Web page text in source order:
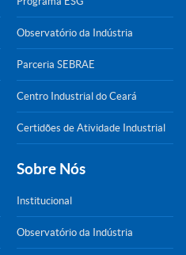
Observatório da Indústria
Parceria SEBRAE
Centro Industrial do Ceará
Certidões de Atividade Industrial
Sobre Nós
Institucional
Observatório da Indústria